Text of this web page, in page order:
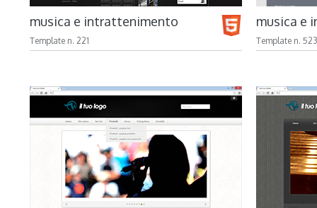
musica e intrattenimento
Template n. 221
musica e
Template n. 523